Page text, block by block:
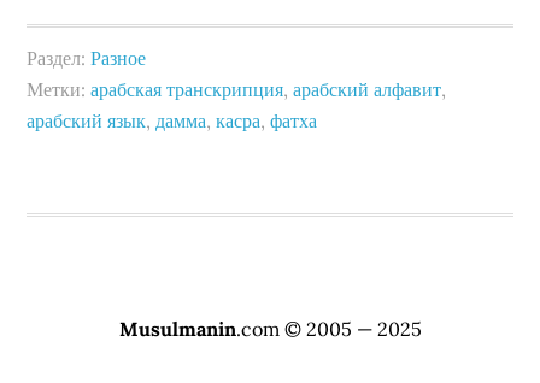
Раздел:Разное
Метки:арабская транскрипция,арабский алфавит,
арабский язык,дамма,касра,фатха
Musulmanin.com © 2005 — 2025